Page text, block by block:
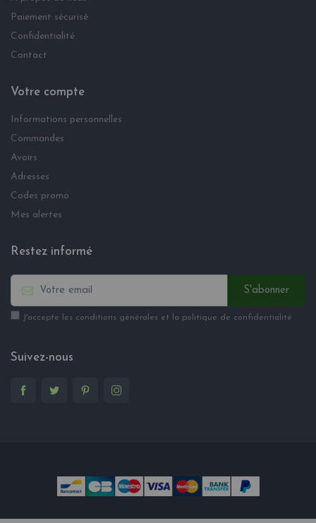
Paiement sécurisé
Confidentialité
Contact
Votre compte
Informations personnelles
Commandes
Avoirs
Adresses
Codes promo
Mes alertes
Restez informé
S'abonner
J'accepte les conditions générales et la politique de confidentialité
Suivez-nous